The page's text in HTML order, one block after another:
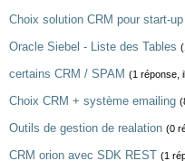
Choix solution CRM pour start-
Oracle Siebel - Liste des Tables
certains CRM / SPAM (1 réponse,
Choix CRM + système emailing
Outils de gestion de realation (0
CRM orion avec SDK REST (1